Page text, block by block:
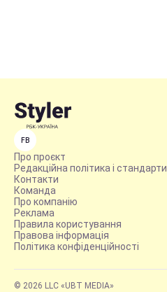
FB
Про проєкт
Редакційна політика і стандарти
Контакти
Команда
Про компанію
Реклама
Правила користування
Правова інформація
Політика конфіденційності
© 2026 LLC «UBT MEDIA»